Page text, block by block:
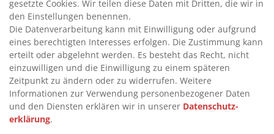
mobile Tankanlagen. Egal ob Diesel, Benzin und AdBlue®.
Jahrelange Erfahrungen im Vertrieb von Tankanlagen und
unzählige Gespräche mit Kunden haben dazu geführt ein
Konzept mobiler Tankstellen zu entwickeln die den
Anforderungen der Kunden an eine moderne und
wirtschaftliche Tankanlage entsprechen.
EINKAUFEN
gesetzte Cookies. Wir teilen diese Daten mit Dritten, die wir in
den Einstellungen benennen.
Die Datenverarbeitung kann mit Einwilligung oder aufgrund
eines berechtigten Interesses erfolgen. Die Zustimmung kann
erteilt oder abgelehnt werden. Es besteht das Recht, nicht
einzuwilligen und die Einwilligung zu einem späteren
Zeitpunkt zu ändern oder zu widerrufen. Weitere
Informationen zur Verwendung personenbezogener Daten
und den Diensten erklären wir in unserer Daten­schutz­
erklärung.